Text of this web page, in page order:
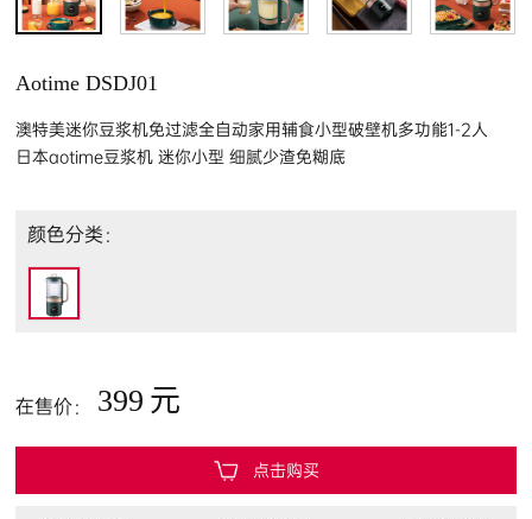
Aotime DSDJ01
澳特美迷你豆浆机免过滤全自动家用辅食小型破壁机多功能1-2人
日本aotime豆浆机 迷你小型 细腻少渣免糊底
颜色分类：
在售价： 399 元
点击购买